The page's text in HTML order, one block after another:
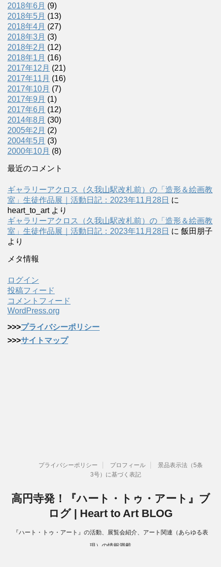
2018年6月 (9)
2018年5月 (13)
2018年4月 (27)
2018年3月 (3)
2018年2月 (12)
2018年1月 (16)
2017年12月 (21)
2017年11月 (16)
2017年10月 (7)
2017年9月 (1)
2017年6月 (12)
2014年8月 (30)
2005年2月 (2)
2004年5月 (3)
2000年10月 (8)
最近のコメント
ギャラリーアクロス（久我山駅改札前）の「造形＆絵画教
室」生徒作品展｜活動日記：2023年11月28日 に
heart_to_artより
ギャラリーアクロス（久我山駅改札前）の「造形＆絵画教
室」生徒作品展｜活動日記：2023年11月28日 に 飯田朋子
より
メタ情報
ログイン
投稿フィード
コメントフィード
WordPress.org
>>>プライバシーポリシー
>>>サイトマップ
プライバシーポリシー プロフィール
景品表示法（5条
3号）に基づく表記
高円寺発！『ハート・トゥ・アート』ブ
ログ | Heart to Art BLOG
『ハート・トゥ・アート』の活動、展覧会紹介、アート関連（あらゆる表
現）の情報満載